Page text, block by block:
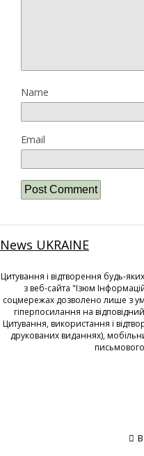
Name
Email
News UKRAINE
Цитування і відтворення будь-
з веб-сайта "Ізюм
соцмережах дозволено лише з
гіперпосилання на
Цитування, використання і
друкованих виданнях),
письмового